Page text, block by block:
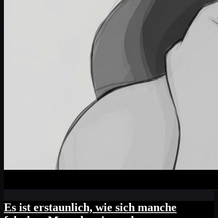
Es ist erstaunlich, wie sich manche